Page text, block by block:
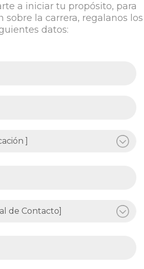
a iniciar tu propósito, para
sobre la carrera, regalanos los
datos: